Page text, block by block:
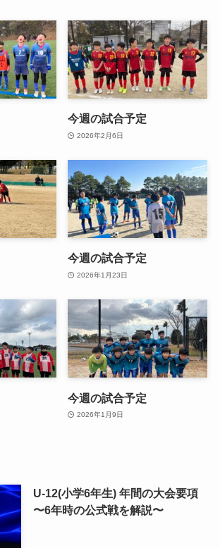
今週の試合予定
2026年2月6日
今週の試合予定
2026年1月23日
今週の試合予定
2026年1月9日
U-12(小学6年生) 年間の大会要項
〜6年時の公式戦を解説〜